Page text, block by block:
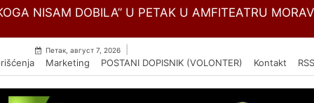
Skip
NISAM DOBILA” U PETAK U AMFITEATRU
Петак, август 7, 2026
Marketing POSTANI DOPISNIK (VOLONTER) Kontakt RSS